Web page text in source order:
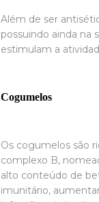
Além de ser
possuindo ainda na
estimulam a
Cogumelos
Os cogumelos são
complexo B,
alto conteúdo de
imunitário,